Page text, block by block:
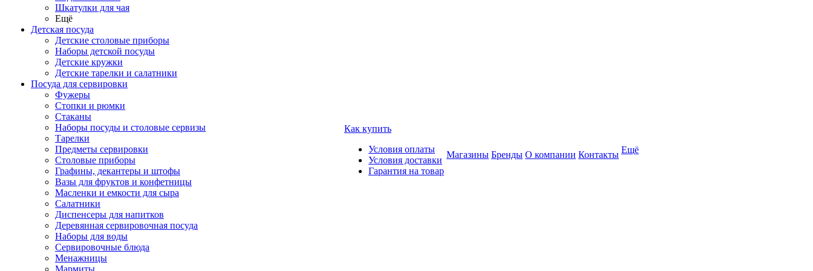
Шкатулки для чая
Ещё
Детская посуда
Детские столовые приборы
Наборы детской посуды
Детские кружки
Детские тарелки и салатники
Посуда для сервировки
Фужеры
Стопки и рюмки
Стаканы
Наборы посуды и столовые сервизы
Тарелки
Предметы сервировки
Столовые приборы
Графины, декантеры и штофы
Вазы для фруктов и конфетницы
Масленки и емкости для сыра
Салатники
Диспенсеры для напитков
Деревянная сервировочная посуда
Наборы для воды
Сервировочные блюда
Менажницы
Мармиты
Как купить
Условия оплаты
Условия доставки
Гарантия на товар
Магазины Бренды О компании Контакты Ещё